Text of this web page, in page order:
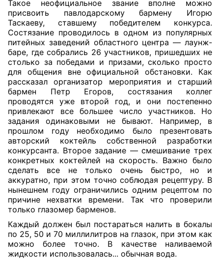
Такое неофициальное звание вполне можно
присвоить павлодарскому бармену Игорю
Таскаеву, ставшему победителем конкурса.
Состязание проводилось в одном из популярных
питейных заведений областного центра — лаунж-
баре, где собрались 26 участников, пришедших не
столько за победами и призами, сколько просто
для общения вне официальной обстановки. Как
рассказал организатор мероприятия и старший
бармен Петр Егоров, состязания коллег
проводятся уже второй год, и они постепенно
привлекают все большее число участников. Но
задания одинаковыми не бывают. Например, в
прошлом году необходимо было презентовать
авторский коктейль собственной разработки
конкурсанта. Второе задание — смешивание трех
конкретных коктейлей на скорость. Важно было
сделать все не только очень быстро, но и
аккуратно, при этом точно соблюдая рецептуру. В
нынешнем году ограничились одним рецептом по
причине нехватки времени. Так что проверили
только глазомер барменов.
Каждый должен был постараться налить в бокалы
по 25, 50 и 70 миллилитров на глазок, при этом как
можно более точно. В качестве наливаемой
жидкости использовалась... обычная вода.